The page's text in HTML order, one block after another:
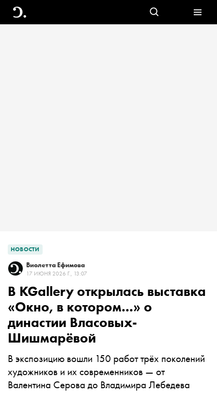
НОВОСТИ
Виолетта Ефимова
17 ИЮНЯ 2026 Г., 13:07
В KGallery открылась выставка
«Окно, в котором...» о
династии Власовых-
Шишмарёвой
В экспозицию вошли 150 работ трёх поколений
художников и их современников — от
Валентина Серова до Владимира Лебедева